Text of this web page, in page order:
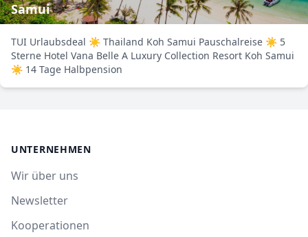
Samui
TUI Urlaubsdeal ☀ Thailand Koh Samui Pauschalreise ☀ 5
Sterne Hotel Vana Belle A Luxury Collection Resort Koh Samui
☀ 14 Tage Halbpension
UNTERNEHMEN
Wir über uns
Newsletter
Kooperationen